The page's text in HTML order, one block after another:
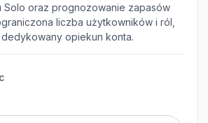
Solo oraz prognozowanie zapasów
liczba użytkowników i ról,
opiekun konta.